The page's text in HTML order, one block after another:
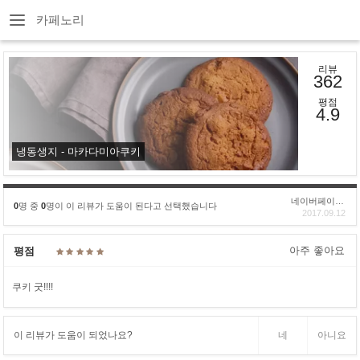
카페노리
냉동생지 - 마카다미아쿠키
리뷰
362
평점
4.9
0명 중 0명이 이 리뷰가 도움이 된다고 선택했습니다
2017.09.12
평점 아주 좋아요
쿠키 굿!!!!
이 리뷰가 도움이 되었나요? 네 아니요